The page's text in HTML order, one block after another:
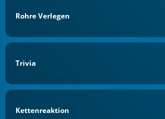
Rohre Verlegen
Trivia
Kettenreaktion